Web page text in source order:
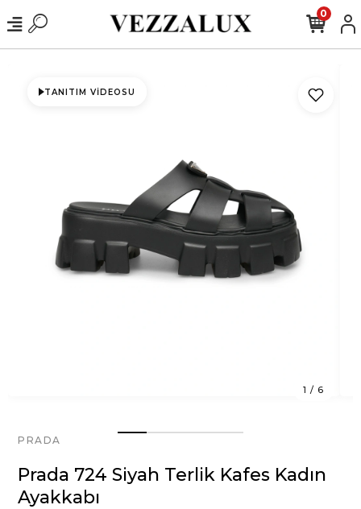
0
TANITIM VIDEOSU
1 / 6
PRADA
Prada 724 Siyah Terlik Kafes Kadın
Ayakkabı